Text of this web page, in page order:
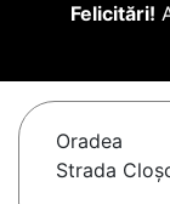
Felicitări!
Oradea
Strada